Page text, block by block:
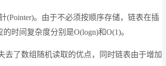
。由于不必须按顺序存储，链表在插
时间复杂度分别是O(logn)和O(1)。
了数组随机读取的优点，同时链表由于增加